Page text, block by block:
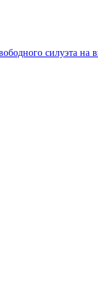
силуэта на